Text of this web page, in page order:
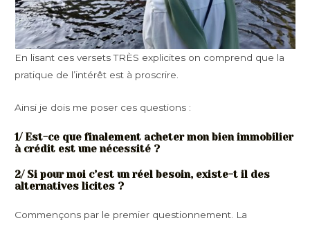
En lisant ces versets TRÈS explicites on comprend que la
pratique de l’intérêt est à proscrire.
Ainsi je dois me poser ces questions :
1/ Est-ce que finalement acheter mon bien immobilier
à crédit est une nécessité ?
2/ Si pour moi c’est un réel besoin, existe-t il des
alternatives licites ?
Commençons par le premier questionnement. La